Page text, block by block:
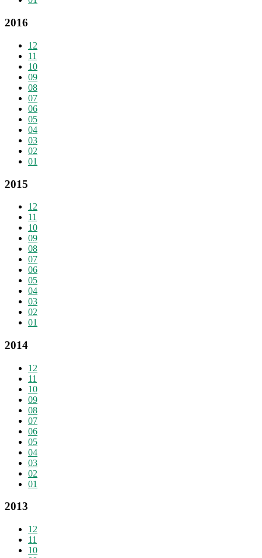
2016
12
11
10
09
08
07
06
05
04
03
02
01
2015
12
11
10
09
08
07
06
05
04
03
02
01
2014
12
11
10
09
08
07
06
05
04
03
02
01
2013
12
11
10